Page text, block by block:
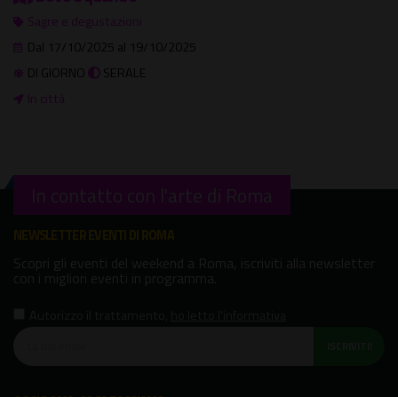
Sagre e degustazioni
Dal 17/10/2025 al 19/10/2025
DI GIORNO
SERALE
In città
In contatto con l'arte di Roma